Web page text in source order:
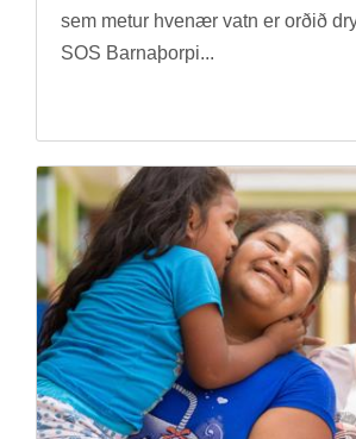
sem met­ur hvenær vatn er orð­ið
SOS Barna­þorpi...